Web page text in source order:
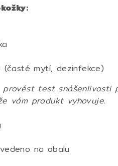
(časté mytí, dezinfekce)
provést test snášenlivosti
vám produkt vyhovuje.
na obalu